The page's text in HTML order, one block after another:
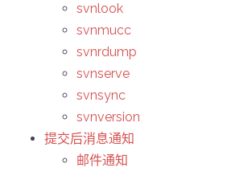
svnlook
svnmucc
svnrdump
svnserve
svnsync
svnversion
提交后消息通知
邮件通知